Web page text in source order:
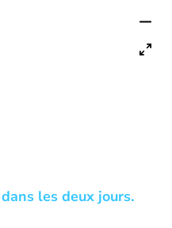
les deux jours.